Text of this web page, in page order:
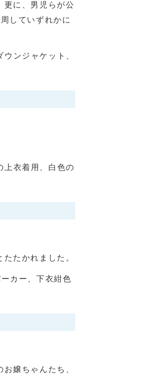
更に、男児らが公
していずれかに
ンジャケット、
上衣着用、白色の
たかれました。
カー、下衣紺色
嬢ちゃんたち、